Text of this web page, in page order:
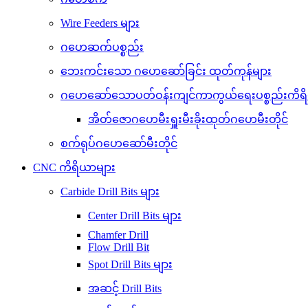
Wire Feeders များ
ဂဟေဆက်ပစ္စည်း
ဘေးကင်းသော ဂဟေဆော်ခြင်း ထုတ်ကုန်များ
ဂဟေဆော်သောပတ်ဝန်းကျင်ကာကွယ်ရေးပစ္စည်းကိ
အိတ်ဇောဂဟေမီးရှူးမီးခိုးထုတ်ဂဟေမီးတိုင်
စက်ရုပ်ဂဟေဆော်မီးတိုင်
CNC ကိရိယာများ
Carbide Drill Bits များ
Center Drill Bits များ
Chamfer Drill
Flow Drill Bit
Spot Drill Bits များ
အဆင့် Drill Bits